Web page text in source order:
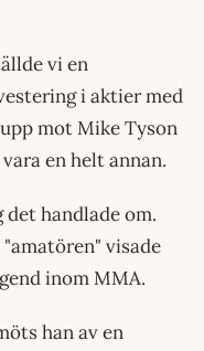
vi en
i aktier med
mot Mike Tyson
en helt annan.
handlade om.
visade
inom MMA.
han av en